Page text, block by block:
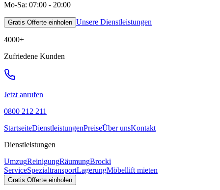
Mo-Sa: 07:00 - 20:00
Gratis Offerte einholen Unsere Dienstleistungen
4000+
Zufriedene Kunden
Jetzt anrufen
0800 212 211
StartseiteDienstleistungenPreiseÜber unsKontakt
Dienstleistungen
UmzugReinigungRäumungBrocki
ServiceSpezialtransportLagerungMöbellift mieten
Gratis Offerte einholen